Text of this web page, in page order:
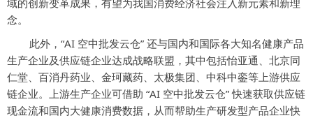
念。
此外，“AI 空中批发云仓” 还与国内和国际各大知名健康产品
生产企业及供应链企业达成战略联盟，其中包括怡亚通、北京同
仁堂、百消丹药业、金珂藏药、太极集团、中科中銮等上游供应
链企业。上游生产企业可借助 “AI 空中批发云仓” 快速获取供应链
现金流和国内大健康消费数据，从而帮助生产研发型产品企业快